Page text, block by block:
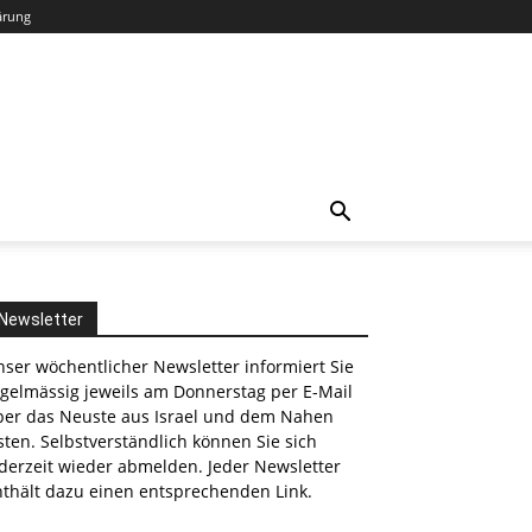
Newsletter
wöchentlicher Newsletter informiert Sie
jeweils am Donnerstag per E-Mail
das Neuste aus Israel und dem Nahen
Selbstverständlich können Sie sich
wieder abmelden. Jeder Newsletter
dazu einen entsprechenden Link.